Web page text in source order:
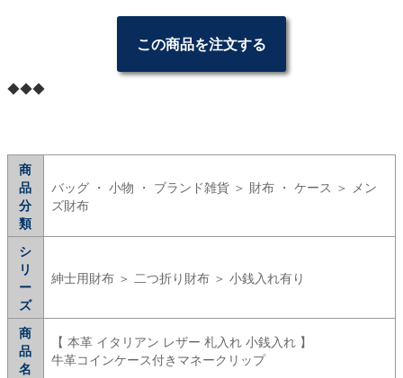
この商品を注文する
◆◆◆
商
品
分
類
バッグ ・ 小物 ・ ブランド雑貨 ＞ 財布 ・ ケース ＞ メン
ズ財布
シ
リ
ー
ズ
紳士用財布 ＞ 二つ折り財布 ＞ 小銭入れ有り
商
品
名
【 本革 イタリアン レザー 札入れ 小銭入れ 】
牛革コインケース付きマネークリップ